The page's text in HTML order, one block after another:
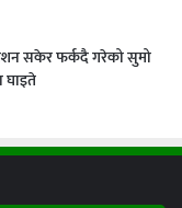
सकेर फर्कदै गरेको सुमो
घाइते